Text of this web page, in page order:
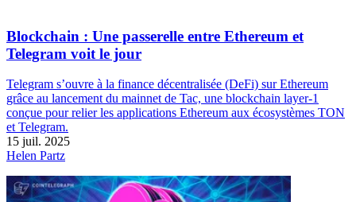
Blockchain : Une passerelle entre Ethereum et
Telegram voit le jour
Telegram s’ouvre à la finance décentralisée (DeFi) sur Ethereum
grâce au lancement du mainnet de Tac, une blockchain layer-1
conçue pour relier les applications Ethereum aux écosystèmes TON
et Telegram.
15 juil. 2025
Helen Partz